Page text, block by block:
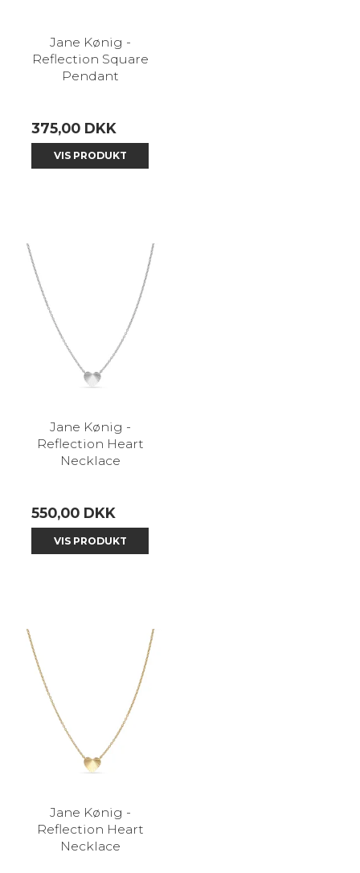
Jane Kønig -
Reflection Square
Pendant
375,00 DKK
VIS PRODUKT
Jane Kønig -
Reflection Heart
Necklace
550,00 DKK
VIS PRODUKT
Jane Kønig -
Reflection Heart
Necklace